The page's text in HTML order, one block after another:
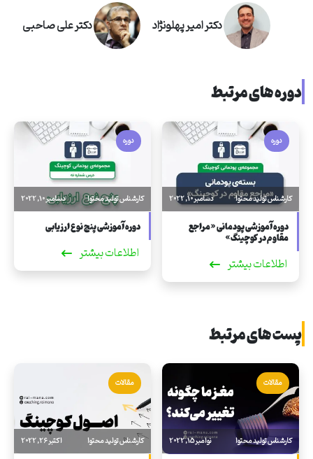
دکتر امیر پهلونژاد دکتر علی صاحبی
دوره های مرتبط
دوره
کارشناس تولید محتوا دسامبر 10, 2022
دوره آموزشی پودمانی «مراجع
مقاوم در کوچینگ»
اطلاعات بیشتر
دوره
کارشناس تولید محتوا دسامبر 10, 2022
دوره آموزشی پنج نوع ارزیابی
اطلاعات بیشتر
پست های مرتبط
مقالات
کارشناس تولید محتوا نوامبر 15, 2022
مقالات
کارشناس تولید محتوا اکتبر 26, 2022